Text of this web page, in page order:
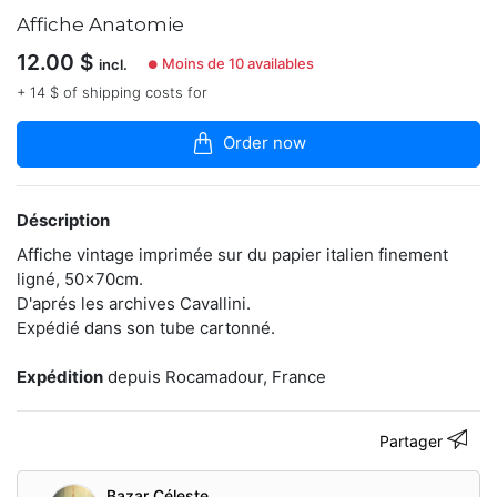
la
En
une
nouvelle
décoration?
Bazar
Celeste
vous
permet
d'embellir
votre
avec
produits
originaux.
Sélection
Affiche Anatomie
12.00 $ incl. ● Moins de 10 availables
+ 14 $ of shipping costs for
Order now
Déscription
Affiche vintage imprimée sur du papier italien finement
ligné, 50x70cm.
D'aprés les archives Cavallini.
Expédié dans son tube cartonné.
Expédition depuis Rocamadour, France
Partager